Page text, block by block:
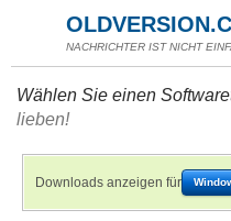
NACHRICHTER IST NICHT
Wählen Sie einen
lieben!
Downloads anzeigen für